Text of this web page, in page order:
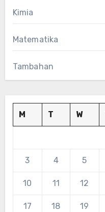
Kimia
Matematika
Tambahan
M T W
3 4 5
10 11 12
17 18 19